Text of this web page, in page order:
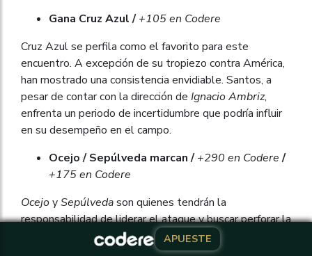
Gana Cruz Azul /+105 en Codere
Cruz Azul se perfila como el favorito para este
encuentro. A excepción de su tropiezo contra América,
han mostrado una consistencia envidiable. Santos, a
pesar de contar con la dirección de Ignacio Ambriz,
enfrenta un periodo de incertidumbre que podría influir
en su desempeño en el campo.
Ocejo / Sepúlveda marcan /+290 en Codere/
+175 en Codere
OcejoySepúlvedason quienes tendrán la
responsabilidad de liderar el ataque y buscar perforar la
red de Cruz Azul, un equipo conocido por su solidez
APUESTE
APUESTE